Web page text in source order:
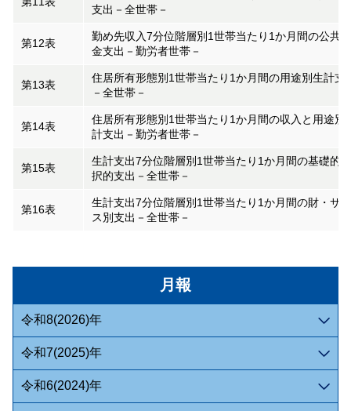
月報
令和8(2026)年
令和7(2025)年
令和6(2024)年
支出－全世帯－
第12表
勤め先収入7分位階層別1世帯当たり1か月間の公共
金支出－勤労者世帯－
第13表
住居所有形態別1世帯当たり1か月間の用途別生計支
－全世帯－
第14表
住居所有形態別1世帯当たり1か月間の収入と用途別
計支出－勤労者世帯－
第15表
生計支出7分位階層別1世帯当たり1か月間の基礎的
択的支出－全世帯－
第16表
生計支出7分位階層別1世帯当たり1か月間の財・サ
ス別支出－全世帯－